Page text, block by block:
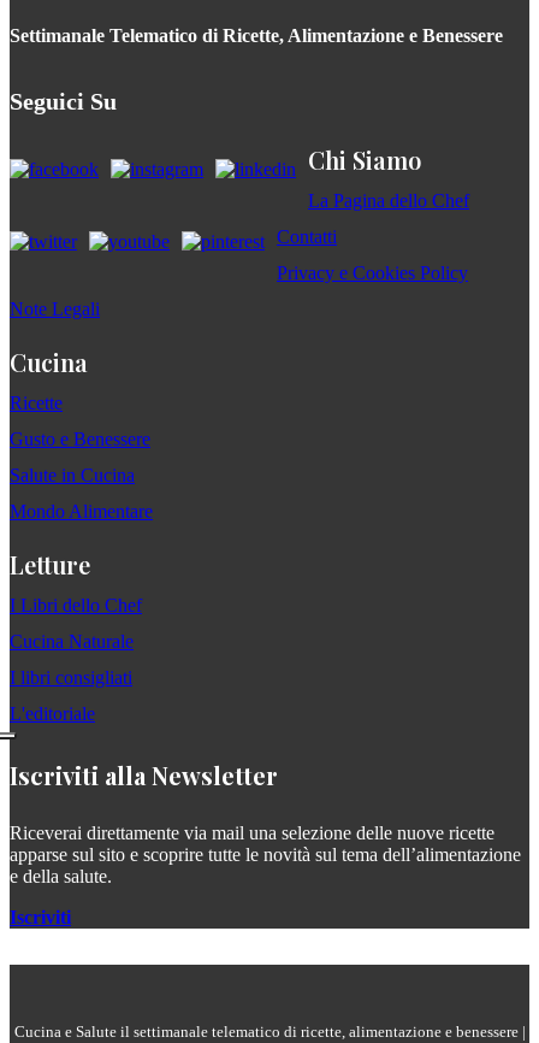
Settimanale Telematico di Ricette, Alimentazione e Benessere
Seguici Su
Chi Siamo
La Pagina dello Chef
Contatti
Privacy e Cookies Policy
Note Legali
Cucina
Ricette
Gusto e Benessere
Salute in Cucina
Mondo Alimentare
Letture
I Libri dello Chef
Cucina Naturale
I libri consigliati
L'editoriale
Iscriviti alla Newsletter
Riceverai direttamente via mail una selezione delle nuove ricette
apparse sul sito e scoprire tutte le novità sul tema dell’alimentazione
e della salute.
Iscriviti
Cucina e Salute il settimanale telematico di ricette, alimentazione e benessere |